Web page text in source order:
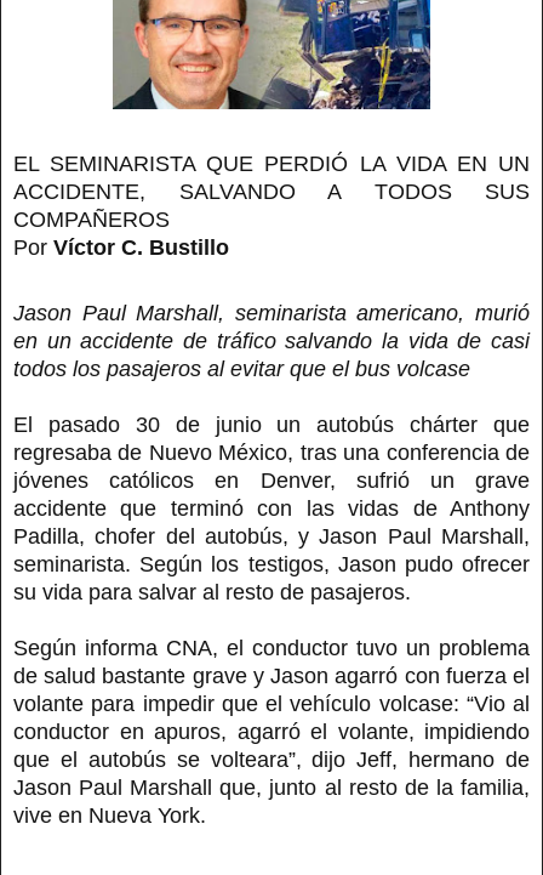
EL SEMINARISTA QUE PERDIÓ LA VIDA EN UN
ACCIDENTE, SALVANDO A TODOS SUS
COMPAÑEROS
Por Víctor C. Bustillo
Jason Paul Marshall, seminarista americano, murió
en un accidente de tráfico salvando la vida de casi
todos los pasajeros al evitar que el bus volcase
El pasado 30 de junio un autobús chárter que
regresaba de Nuevo México, tras una conferencia de
jóvenes católicos en Denver, sufrió un grave
accidente que terminó con las vidas de Anthony
Padilla, chofer del autobús, y Jason Paul Marshall,
seminarista. Según los testigos, Jason pudo ofrecer
su vida para salvar al resto de pasajeros.
Según informa CNA, el conductor tuvo un problema
de salud bastante grave y Jason agarró con fuerza el
volante para impedir que el vehículo volcase: “Vio al
conductor en apuros, agarró el volante, impidiendo
que el autobús se volteara”, dijo Jeff, hermano de
Jason Paul Marshall que, junto al resto de la familia,
vive en Nueva York.